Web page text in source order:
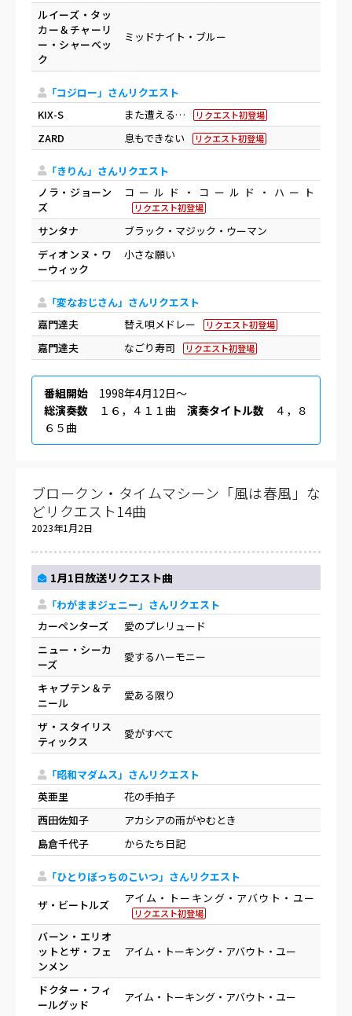
ルイーズ・タッ
カー＆チャーリ
ー・シャーベッ
ク
ミッドナイト・ブルー
「コジロー」さんリクエスト
KIX-S
また遭える… リクエスト初登場
ZARD 息もできない リクエスト初登場
「きりん」さんリクエスト
ノラ・ジョーン
ズ
コールド・コールド・ハート
リクエスト初登場
サンタナ
ブラック・マジック・ウーマン
ディオンヌ・ワ
ーウィック
小さな願い
「変なおじさん」さんリクエスト
嘉門達夫
替え唄メドレー リクエスト初登場
嘉門達夫 なごり寿司 リクエスト初登場
番組開始 1998年4月12日〜
総演奏数 １６，４１１曲 演奏タイトル数 ４，８
６５曲
ブロークン・タイムマシーン「風は春風」な
どリクエスト14曲
2023年1月2日
1月1日放送リクエスト曲
「わがままジェニー」さんリクエスト
カーペンターズ
愛のプレリュード
ニュー・シーカ
ーズ
愛するハーモニー
キャプテン＆テ
ニール
愛ある限り
ザ・スタイリス
ティックス
愛がすべて
「昭和マダムス」さんリクエスト
英亜里
花の手拍子
西田佐知子
アカシアの雨がやむとき
島倉千代子
からたち日記
「ひとりぼっちのこいつ」さんリクエスト
ザ・ビートルズ
アイム・トーキング・アバウト・ユー
リクエスト初登場
バーン・エリオ
ットとザ・フェ
ンメン
アイム・トーキング・アバウト・ユー
ドクター・フィ
ールグッド
アイム・トーキング・アバウト・ユー